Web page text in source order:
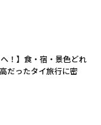
へ！】食・宿・景色どれ
だったタイ旅行に密